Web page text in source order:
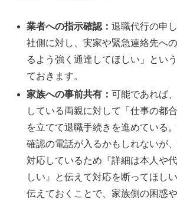
業者への指示確認：退職代行の申
社側に対し、実家や緊急連絡先へ
るよう強く通達してほしい」とい
ておきます。
家族への事前共有：可能であれば
している両親に対して「仕事の都
を立てて退職手続きを進めている
確認の電話が入るかもしれないが
対応しているため『詳細は本人や
しい』と伝えて対応を断ってほし
伝えておくことで、家族側の困惑